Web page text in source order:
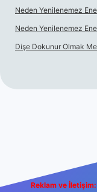
Neden Yenilenemez
Neden Yenilenemez
Dişe Dokunur Olmak
Reklam ve İletişim: